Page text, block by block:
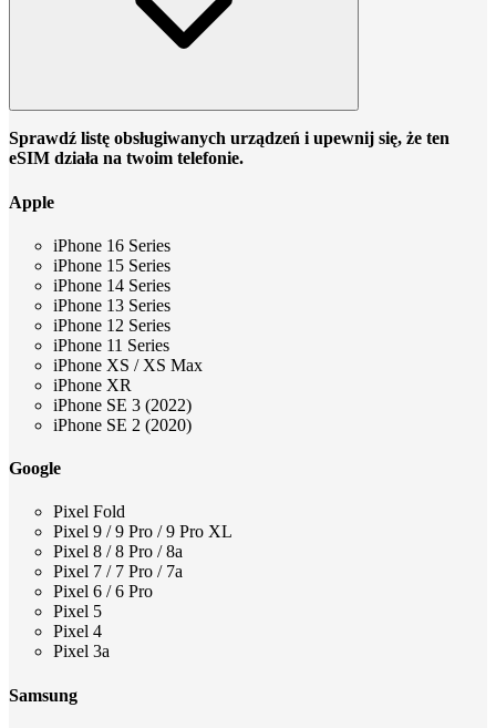
Sprawdź listę obsługiwanych urządzeń i upewnij się, że ten
eSIM działa na twoim telefonie.
Apple
iPhone 16 Series
iPhone 15 Series
iPhone 14 Series
iPhone 13 Series
iPhone 12 Series
iPhone 11 Series
iPhone XS / XS Max
iPhone XR
iPhone SE 3 (2022)
iPhone SE 2 (2020)
Google
Pixel Fold
Pixel 9 / 9 Pro / 9 Pro XL
Pixel 8 / 8 Pro / 8a
Pixel 7 / 7 Pro / 7a
Pixel 6 / 6 Pro
Pixel 5
Pixel 4
Pixel 3a
Samsung